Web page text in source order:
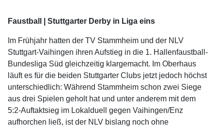
Faustball | Stuttgarter Derby in Liga eins
Im Frühjahr hatten der TV Stammheim und der NLV
Stuttgart-Vaihingen ihren Aufstieg in die 1. Hallenfaustball-
Bundesliga Süd gleichzeitig klargemacht. Im Oberhaus
läuft es für die beiden Stuttgarter Clubs jetzt jedoch höchst
unterschiedlich: Während Stammheim schon zwei Siege
aus drei Spielen geholt hat und unter anderem mit dem
5:2-Auftaktsieg im Lokalduell gegen Vaihingen/Enz
aufhorchen ließ, ist der NLV bislang noch ohne